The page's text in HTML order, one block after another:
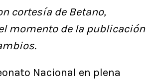
cortesía de Betano,
momento de la publicación
Nacional en plena